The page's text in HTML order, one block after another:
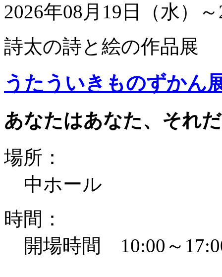
2026年08月19日（水）
詩太の詩と絵の作品展
うたういきものずかん
あなたはあなた、それ
場所：
中ホール
時間：
開場時間 10:00～